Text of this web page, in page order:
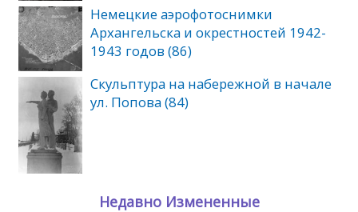
Немецкие аэрофотоснимки
Архангельска и окрестностей 1942-
1943 годов (86)
Скульптура на набережной в начале
ул. Попова (84)
Недавно Измененные